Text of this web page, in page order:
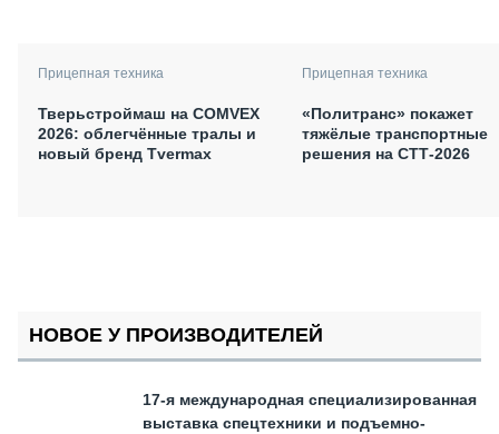
Прицепная техника
Тверьстроймаш на COMVEX
2026: облегчённые тралы и
новый бренд Tvermax
Прицепная техника
«Политранс» покажет
тяжёлые транспортные
решения на СТТ-2026
НОВОЕ У ПРОИЗВОДИТЕЛЕЙ
17-я международная специализированная
выставка спецтехники и подъемно-